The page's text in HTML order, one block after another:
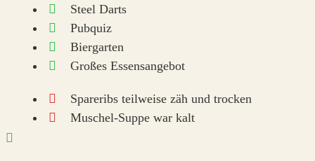
Steel Darts
Pubquiz
Biergarten
Großes Essensangebot
Spareribs teilweise zäh und trocken
Muschel-Suppe war kalt